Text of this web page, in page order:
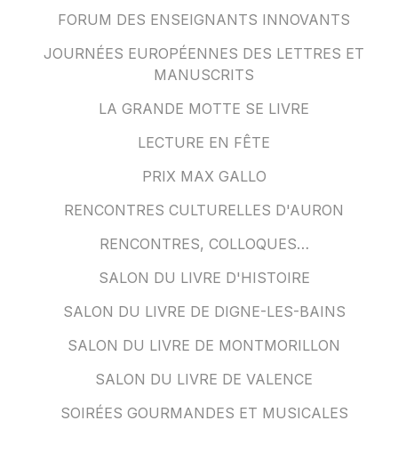
FORUM DES ENSEIGNANTS INNOVANTS
JOURNÉES EUROPÉENNES DES LETTRES ET
MANUSCRITS
LA GRANDE MOTTE SE LIVRE
LECTURE EN FÊTE
PRIX MAX GALLO
RENCONTRES CULTURELLES D'AURON
RENCONTRES, COLLOQUES…
SALON DU LIVRE D'HISTOIRE
SALON DU LIVRE DE DIGNE-LES-BAINS
SALON DU LIVRE DE MONTMORILLON
SALON DU LIVRE DE VALENCE
SOIRÉES GOURMANDES ET MUSICALES